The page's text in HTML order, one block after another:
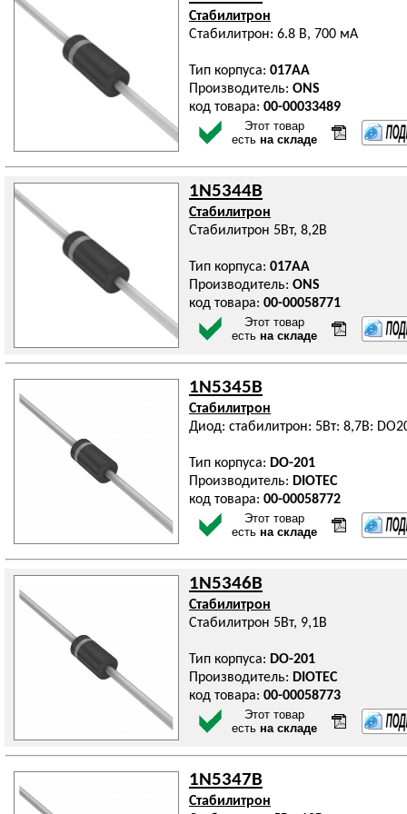
Стабилитрон
Стабилитрон: 6.8 В, 700 мА
Тип корпуса: 017AA
Производитель: ONS
код товара: 00-00033489
Этот товар
есть на складе
1N5344B
Стабилитрон
Стабилитрон 5Вт, 8,2В
Тип корпуса: 017AA
Производитель: ONS
код товара: 00-00058771
Этот товар
есть на складе
1N5345B
Стабилитрон
Диод: стабилитрон: 5Вт: 8,7В:
Тип корпуса: DO-201
Производитель: DIOTEC
код товара: 00-00058772
Этот товар
есть на складе
1N5346B
Стабилитрон
Стабилитрон 5Вт, 9,1В
Тип корпуса: DO-201
Производитель: DIOTEC
код товара: 00-00058773
Этот товар
есть на складе
1N5347B
Стабилитрон